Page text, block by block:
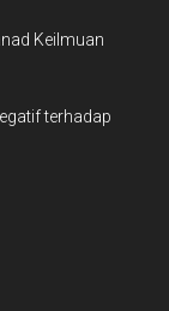
Keilmuan
terhadap